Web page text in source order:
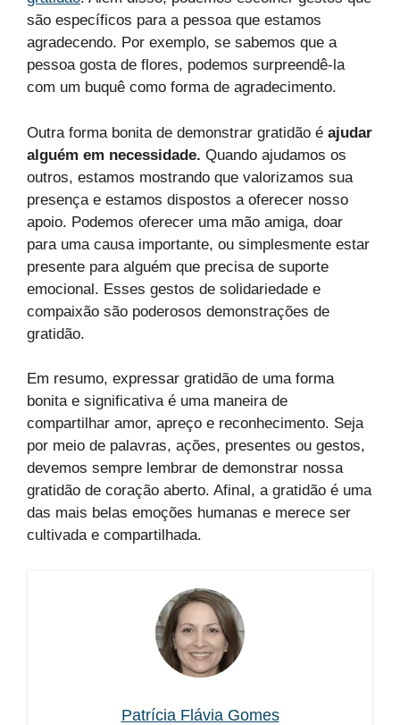
são específicos para a pessoa que estamos
agradecendo. Por exemplo, se sabemos que a
pessoa gosta de flores, podemos surpreendê-la
com um buquê como forma de agradecimento.
Outra forma bonita de demonstrar gratidão é ajudar
alguém em necessidade. Quando ajudamos os
outros, estamos mostrando que valorizamos sua
presença e estamos dispostos a oferecer nosso
apoio. Podemos oferecer uma mão amiga, doar
para uma causa importante, ou simplesmente estar
presente para alguém que precisa de suporte
emocional. Esses gestos de solidariedade e
compaixão são poderosos demonstrações de
gratidão.
Em resumo, expressar gratidão de uma forma
bonita e significativa é uma maneira de
compartilhar amor, apreço e reconhecimento. Seja
por meio de palavras, ações, presentes ou gestos,
devemos sempre lembrar de demonstrar nossa
gratidão de coração aberto. Afinal, a gratidão é uma
das mais belas emoções humanas e merece ser
cultivada e compartilhada.
Patrícia Flávia Gomes